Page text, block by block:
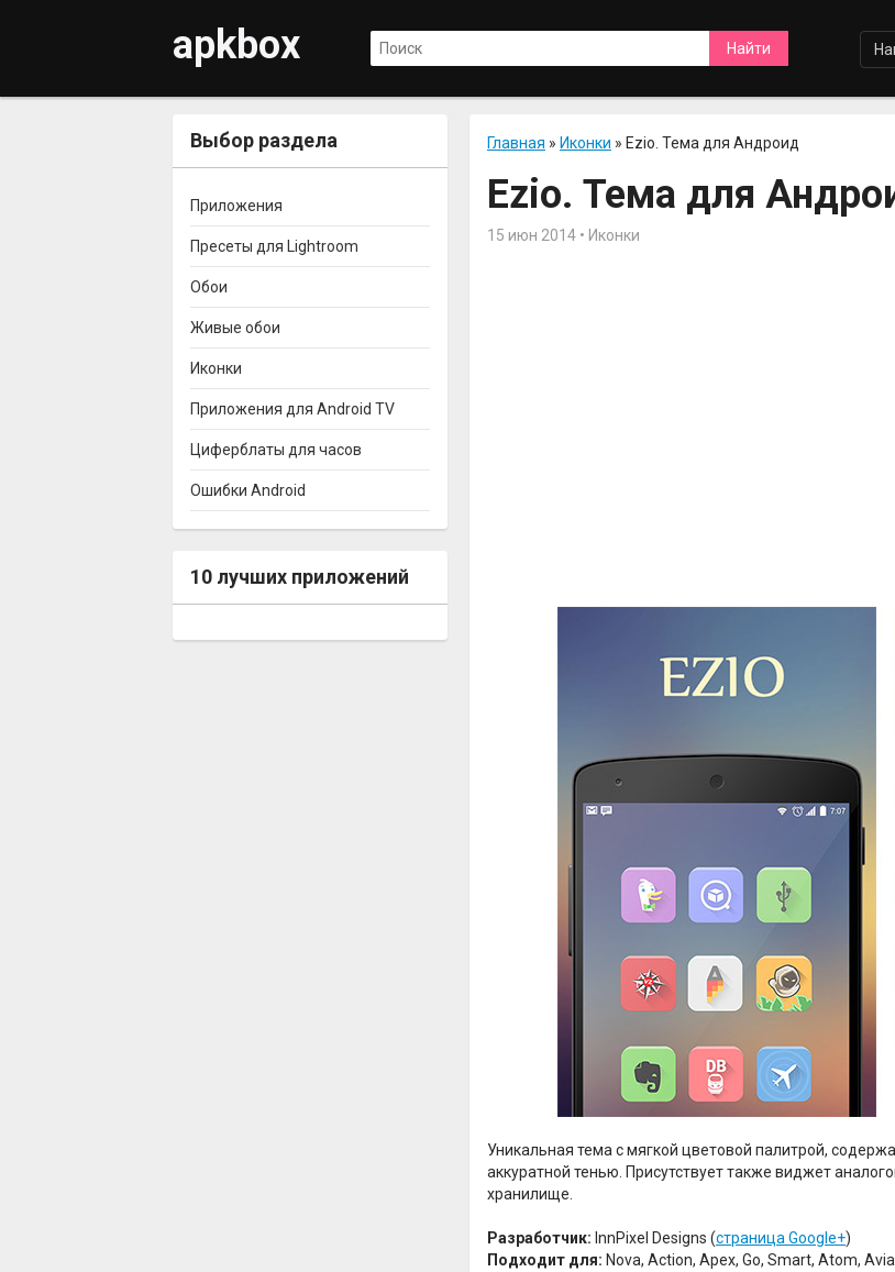
apkbox
Главная » Иконки » Ezio. Тема для Андроид
Ezio. Тема для
15 июн 2014 • Иконки
Уникальная тема с мягкой цветовой палитрой,
аккуратной тенью. Присутствует также виджет
хранилище.
Разработчик: InnPixel Designs (страница Google+)
Подходит для: Nova, Action, Apex, Go, Smart, Atom,
Выбор раздела
Приложения
Пресеты для Lightroom
Обои
Живые обои
Иконки
Приложения для Android TV
Циферблаты для часов
Ошибки Android
10 лучших приложений